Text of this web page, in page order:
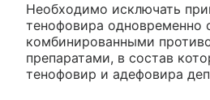
Необходимо исключать
тенофовира одновременно
комбинированными
препаратами, в состав
тенофовир и адефовира